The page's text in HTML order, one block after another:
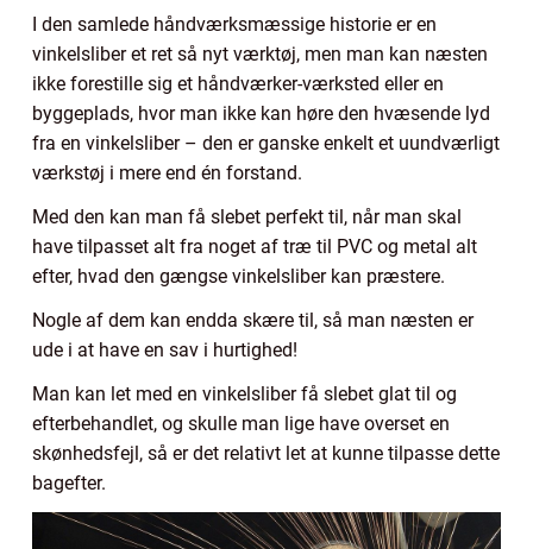
I den samlede håndværksmæssige historie er en
vinkelsliber et ret så nyt værktøj, men man kan næsten
ikke forestille sig et håndværker-værksted eller en
byggeplads, hvor man ikke kan høre den hvæsende lyd
fra en vinkelsliber – den er ganske enkelt et uundværligt
værkstøj i mere end én forstand.
Med den kan man få slebet perfekt til, når man skal
have tilpasset alt fra noget af træ til PVC og metal alt
efter, hvad den gængse vinkelsliber kan præstere.
Nogle af dem kan endda skære til, så man næsten er
ude i at have en sav i hurtighed!
Man kan let med en vinkelsliber få slebet glat til og
efterbehandlet, og skulle man lige have overset en
skønhedsfejl, så er det relativt let at kunne tilpasse dette
bagefter.